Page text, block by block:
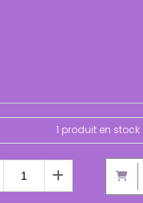
1 produit en stock